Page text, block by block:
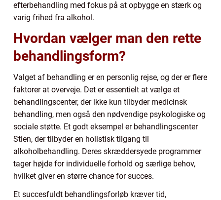
efterbehandling med fokus på at opbygge en stærk og
varig frihed fra alkohol.
Hvordan vælger man den rette
behandlingsform?
Valget af behandling er en personlig rejse, og der er flere
faktorer at overveje. Det er essentielt at vælge et
behandlingscenter, der ikke kun tilbyder medicinsk
behandling, men også den nødvendige psykologiske og
sociale støtte. Et godt eksempel er behandlingscenter
Stien, der tilbyder en holistisk tilgang til
alkoholbehandling. Deres skræddersyede programmer
tager højde for individuelle forhold og særlige behov,
hvilket giver en større chance for succes.
Et succesfuldt behandlingsforløb kræver tid,